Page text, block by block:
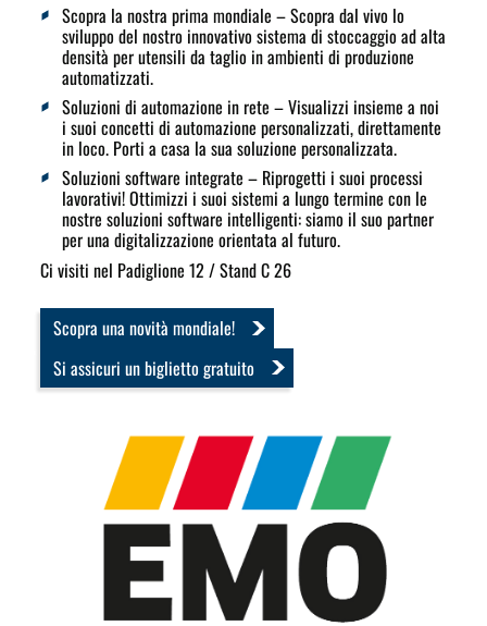
Scopra la nostra prima mondiale – Scopra dal vivo lo
sviluppo del nostro innovativo sistema di stoccaggio ad alta
densità per utensili da taglio in ambienti di produzione
automatizzati.
Soluzioni di automazione in rete – Visualizzi insieme a noi
i suoi concetti di automazione personalizzati, direttamente
in loco. Porti a casa la sua soluzione personalizzata.
Soluzioni software integrate – Riprogetti i suoi processi
lavorativi! Ottimizzi i suoi sistemi a lungo termine con le
nostre soluzioni software intelligenti: siamo il suo partner
per una digitalizzazione orientata al futuro.
Ci visiti nel Padiglione 12 / Stand C 26
Scopra una novità mondiale!
Si assicuri un biglietto gratuito